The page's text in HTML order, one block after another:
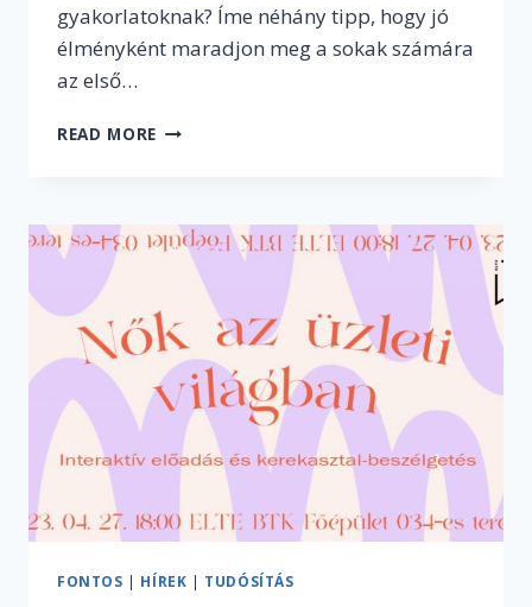
gyakorlatoknak? Íme néhány tipp, hogy jó
élményként maradjon meg a sokak számára
az első…
READ MORE INDÍTSD
KARRIERED
–
AMIT
SZAKMAI
GYAKORLATRÓL
TUDNI
ÉRDEMES
FONTOS | HÍREK | TUDÓSÍTÁS